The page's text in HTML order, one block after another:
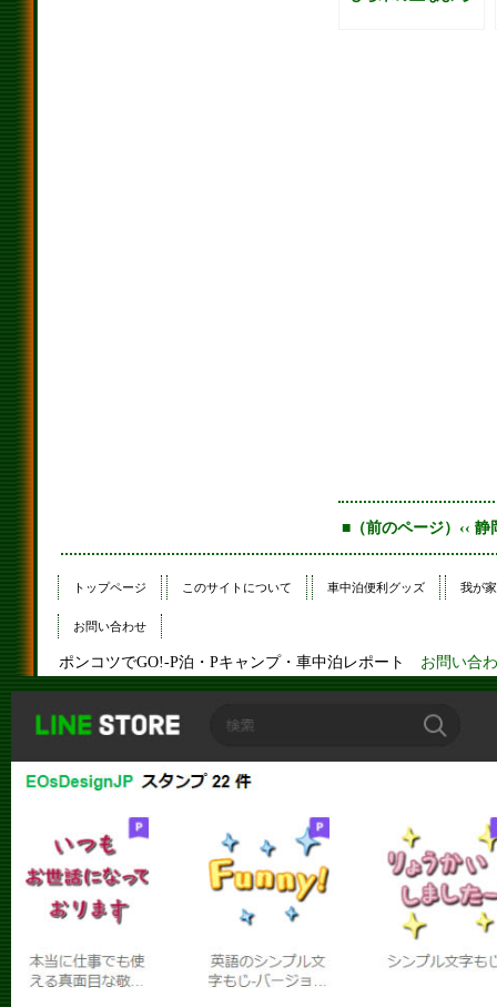
■（前のページ）‹‹ 静
トップページ このサイトについて 車中泊便利グッズ 我が
お問い合わせ
ポンコツでGO!-P泊・Pキャンプ・車中泊レポート お問い合